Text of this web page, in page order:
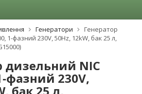
Генератори
Генератор
1-фазний 230V, 50Hz, 12kW, бак 25 л,
дизельний NIC
фазний 230V,
бак 25 л,